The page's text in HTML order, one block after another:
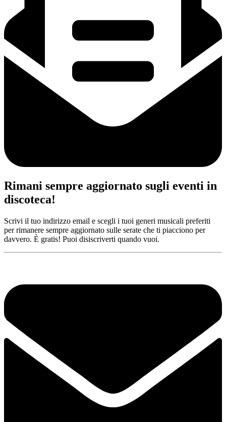
Rimani sempre aggiornato sugli eventi in
discoteca!
Scrivi il tuo indirizzo email e scegli i tuoi generi musicali preferiti
per rimanere sempre aggiornato sulle serate che ti piacciono per
davvero. È gratis! Puoi disiscriverti quando vuoi.